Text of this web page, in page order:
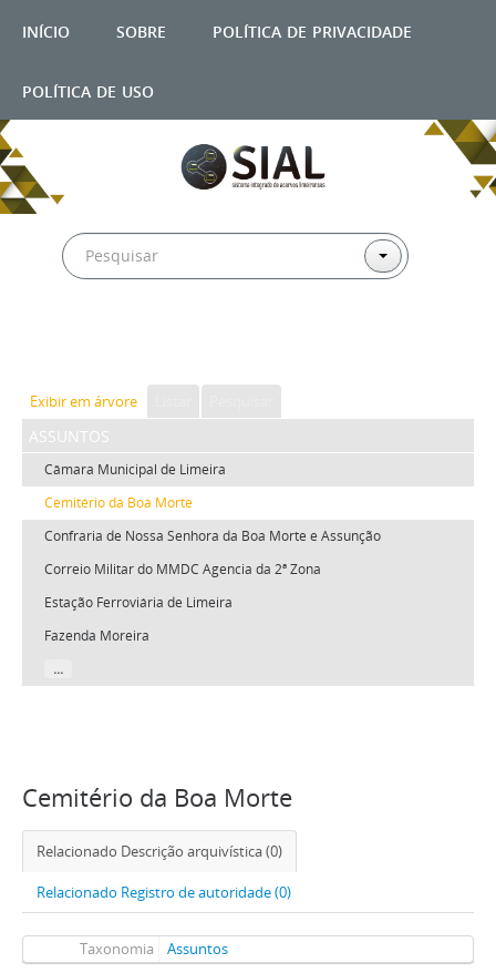
início sobre
política de privacidade
política de uso
Exibir em árvore
assuntos
Câmara Municipal de Limeira
Cemitério da Boa Morte
Confraria de Nossa Senhora da Boa Morte e Assunção
Correio Militar do MMDC Agencia da 2ª Zona
Estação Ferroviária de Limeira
Fazenda Moreira
...
Cemitério da Boa Morte
Relacionado Descrição arquivística (0)
Relacionado Registro de autoridade (0)
Taxonomia Assuntos